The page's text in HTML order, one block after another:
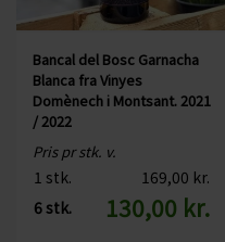
Økologisk:
Ja
Indeholder sulfitter: Ja, alle
under fermenteringen
Læs mere om Vinyes
Læs mere om Montsant
Bancal del Bosc Garnacha
Blanca fra Vinyes
Domènech i Montsant. 2021
/ 2022
Pris pr stk. v.
1 stk.
169,00 kr.
6 stk.
130,00 kr.